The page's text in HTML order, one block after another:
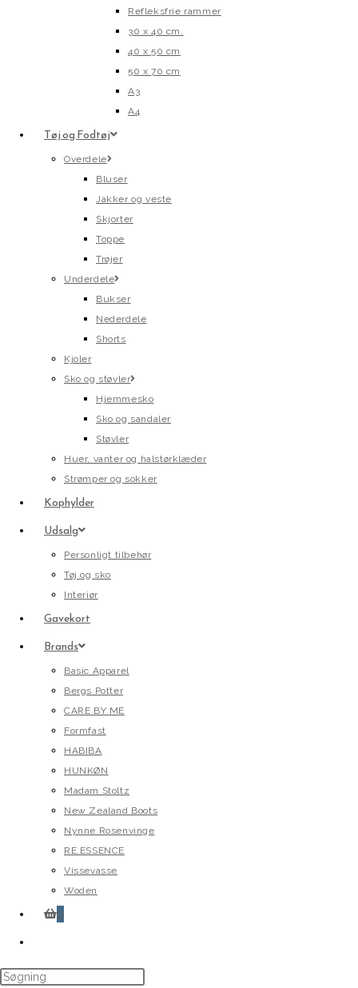
Refleksfrie rammer
30 x 40 cm.
40 x 50 cm
50 x 70 cm
A3
A4
Tøj og Fodtøj
Overdele
Bluser
Jakker og veste
Skjorter
Toppe
Trøjer
Underdele
Bukser
Nederdele
Shorts
Kjoler
Sko og støvler
Hjemmesko
Sko og sandaler
Støvler
Huer, vanter og halstørklæder
Strømper og sokker
Kophylder
Udsalg
Personligt tilbehør
Tøj og sko
Interiør
Gavekort
Brands
Basic Apparel
Bergs Potter
CARE BY ME
Formfast
HABIBA
HUNKØN
Madam Stoltz
New Zealand Boots
Nynne Rosenvinge
RE.ESSENCE
Vissevasse
Woden
0
website